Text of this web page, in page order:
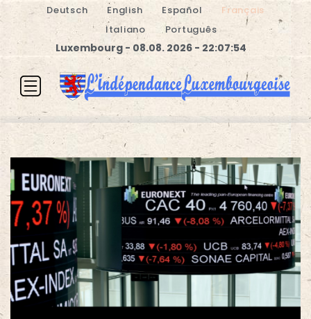
Deutsch English Español
Français
Italiano
Português
Luxembourg - 08.08. 2026 - 22:07:55